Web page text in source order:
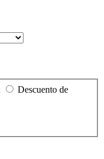
Descuento de